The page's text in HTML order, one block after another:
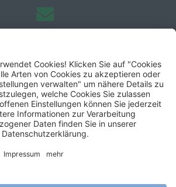
+49 7071 44372
result consulting AG